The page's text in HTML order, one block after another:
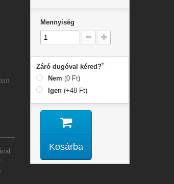
Mennyiség
Záró dugóval kéred?*
Nem (0 Ft)
Igen (+48 Ft)
Kosárba